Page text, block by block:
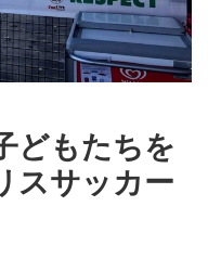
どもたちを
スサッカー